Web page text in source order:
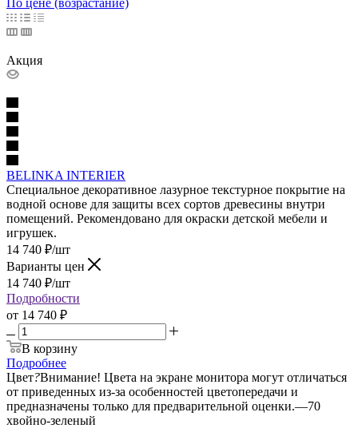
Акция
BELINKA INTERIER
Специальное декоративное лазурное текстурное покрытие на
водной основе для защиты всех сортов древесины внутри
помещений. Рекомендовано для окраски детской мебели и
игрушек.
14 740 ₽/шт
Варианты цен
14 740 ₽/шт
Подробности
от 14 740 ₽
В корзину
Подробнее
Цвет?Внимание! Цвета на экране монитора могут отличаться
от приведенных из-за особенностей цветопередачи и
предназначены только для предварительной оценки.—70
хвойно-зеленый